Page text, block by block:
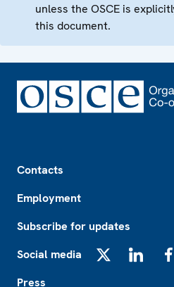
unless the OSCE is
this document.
Contacts
Employment
Subscribe for updates
Social media
Press